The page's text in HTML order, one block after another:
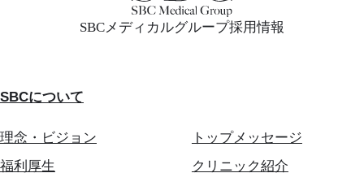
SBCメディカルグループ採用情報
SBCについて
理念・ビジョン
トップメッセージ
福利厚生
クリニック紹介